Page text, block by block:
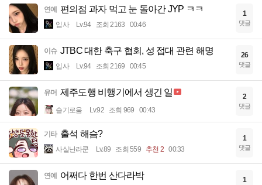
연예 편의점 과자 먹고 눈 돌아간 JYP ㅋㅋ
입사 Lv.94 조회 2163 00:46
1
댓글
이슈 JTBC 대한 축구 협회, 성 접대 관련 해명
입사 Lv.94 조회 2169 00:45
26
댓글
유머 제주도행 비행기에서 생긴 일
슬기로움 Lv.92 조회 969 00:43
2
댓글
기타 출석 해슴?
사실난라쿤 Lv.89 조회 559 추천 2 00:33
1
댓글
연예 어쩌다 한번 산다라박 1